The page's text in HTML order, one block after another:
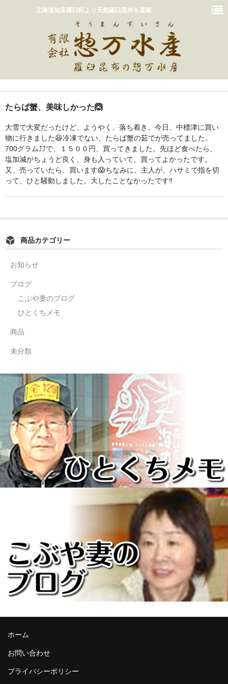
北海道知床羅臼町より天然羅臼昆布を直販
販売商品一覧
カート
惣万水産って？
たらば蟹、美味しかった🙆
大雪で大変だったけど、ようやく、落ち着き、今日、中標津に買い
物に行きました😆冷凍でない、たらば蟹の茹でが売ってました。
700グラム⤴️⤴️で、１５００円、買ってきました。先ほど食べたら、
塩加減がちょうど良く、身も入っていて、買ってよかったです。
又、売っていたら、買います😱ちなみに、主人が、ハサミで指を切
って、ひと騒動しました。大したことなかったです‼️
商品カテゴリー
お知らせ
ブログ
こぶや妻のブログ
ひとくちメモ
商品
未分類
ホーム
お問い合わせ
プライバシーポリシー